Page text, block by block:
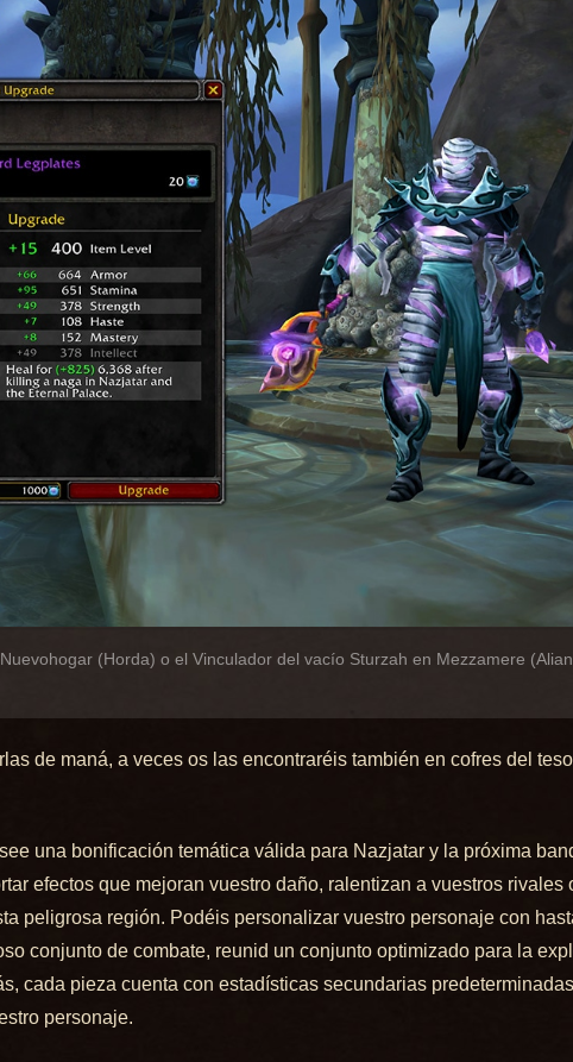
(Horda) o el Vinculador del vacío Sturzah en Mezzamere
de maná, a veces os las encontraréis también en cofres del
una bonificación temática válida para Nazjatar y la próxima
efectos que mejoran vuestro daño, ralentizan a vuestros rivales
peligrosa región. Podéis personalizar vuestro personaje con
conjunto de combate, reunid un conjunto optimizado para la
cada pieza cuenta con estadísticas secundarias
personaje.